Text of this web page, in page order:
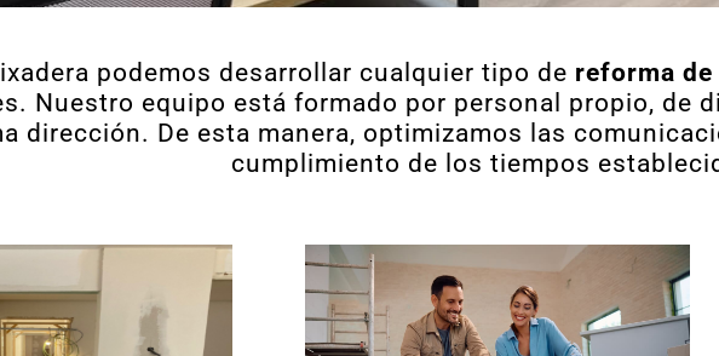
podemos desarrollar cualquier tipo de reforma
Nuestro equipo está formado por personal propio, de
dirección. De esta manera, optimizamos las
cumplimiento de los tiempos